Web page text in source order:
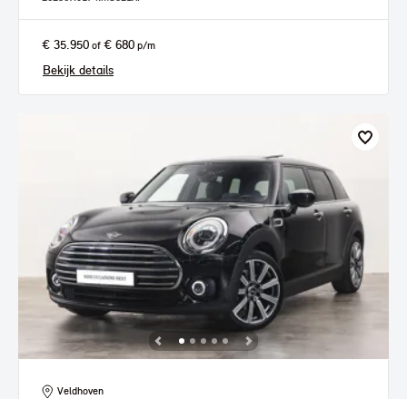
€ 35.950 of € 680 p/m
Bekijk details
Veldhoven